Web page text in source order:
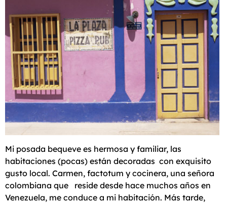
Mi posada bequeve es hermosa y familiar, las
habitaciones (pocas) están decoradas con exquisito
gusto local. Carmen, factotum y cocinera, una señora
colombiana que reside desde hace muchos años en
Venezuela, me conduce a mi habitación. Más tarde,